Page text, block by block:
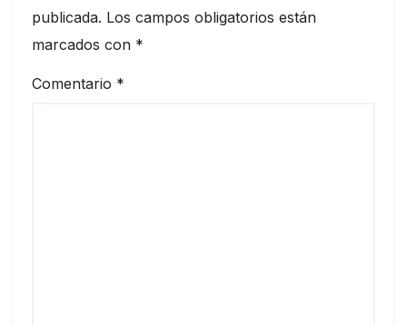
publicada. Los campos obligatorios están
marcados con *
Comentario *